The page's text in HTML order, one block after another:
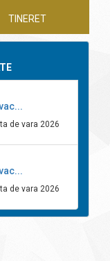
TINERET
de vara 2026
de vara 2026